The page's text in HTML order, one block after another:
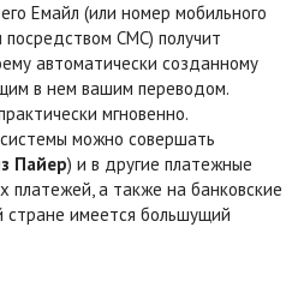
Емайл (или номер мобильного
СМС) получит
автоматически созданному
в нем вашим переводом.
мгновенно.
можно совершать
Пайер) и в другие платежные
платежей, а также на банковские
стране имеется большущий